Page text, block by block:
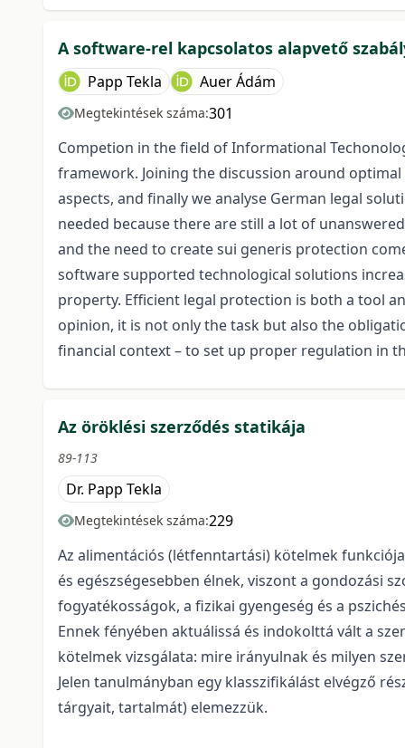
A software-rel kapcsolatos alapvető
Papp Tekla Auer Ádám
Megtekintések száma:301
Competion in the field of Informational
framework. Joining the discussion around
aspects, and finally we analyse German legal
needed because there are still a lot of
and the need to create sui generis protection
software supported technological solutions
property. Efficient legal protection is both a tool
opinion, it is not only the task but also the
financial context – to set up proper regulation in
Az öröklési szerződés statikája
89-113
Dr. Papp Tekla
Megtekintések száma:229
Az alimentációs (létfenntartási) kötelmek
és egészségesebben élnek, viszont a gondozási
fogyatékosságok, a fizikai gyengeség és a
Ennek fényében aktuálissá és indokolttá vált a
kötelmek vizsgálata: mire irányulnak és milyen
Jelen tanulmányban egy klasszifikálást elvégző
tárgyait, tartalmát) elemezzük.